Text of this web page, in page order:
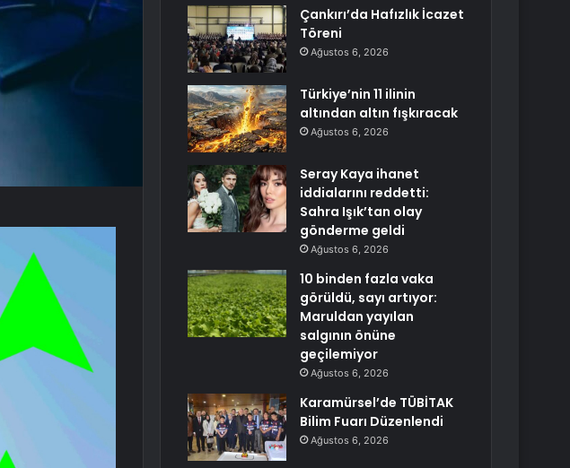
Çankırı’da Hafızlık İcazet
Töreni
Ağustos 6, 2026
Türkiye’nin 11 ilinin
altından altın fışkıracak
Ağustos 6, 2026
Seray Kaya ihanet
iddialarını reddetti:
Sahra Işık’tan olay
gönderme geldi
Ağustos 6, 2026
10 binden fazla vaka
görüldü, sayı artıyor:
Maruldan yayılan
salgının önüne
geçilemiyor
Ağustos 6, 2026
Karamürsel’de TÜBİTAK
Bilim Fuarı Düzenlendi
Ağustos 6, 2026